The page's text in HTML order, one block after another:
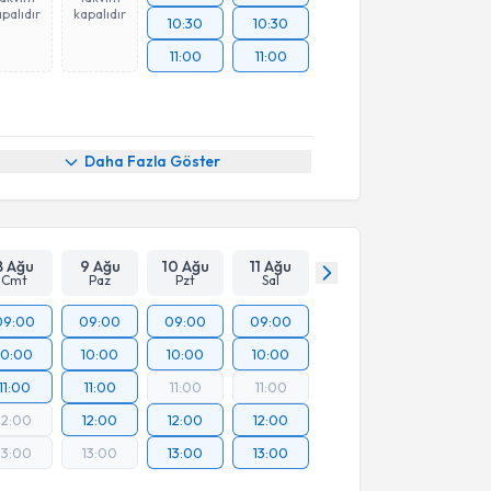
kapalıdır
10:30
11:00
10:30
11:00
Daha Fazla Göster
Ağu
Cmt
9 Ağu
Paz
10 Ağu
Pzt
11 Ağu
Sal
09:00
10:00
11:00
12:00
13:00
09:00
10:00
11:00
12:00
13:00
09:00
10:00
11:00
12:00
13:00